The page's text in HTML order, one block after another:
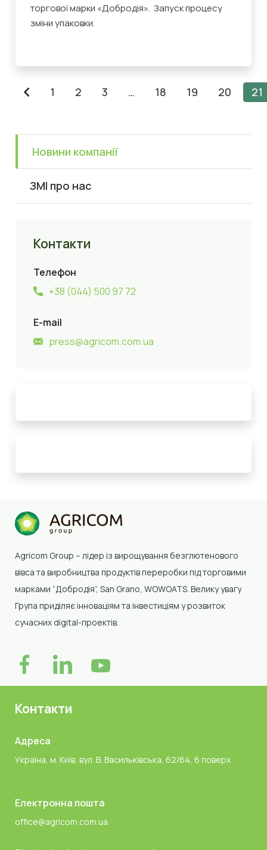
торгової марки «Добродія». Запуск процесу
зміни упаковки.
1 2 3 … 18 19 20 21
Новини компанії
ЗМІ про нас
Контакти
Телефон
+38 (044) 500 97 72
E-mail
press@agricom.com.ua
Agricom Group – лідер із вирощування безглютенового
вівса та виробництва продуктів переробки під торговими
марками “Добродія”, San Grano, WOWOATS Велику увагу
Група приділяє інноваціям та інвестиціям у розвиток
сучасних digital-проектів.
Контакти
Адреса
Україна, м. Київ, вул. В. Васильківська, 62/64, 6 поверх
Електронна пошта
office@agricom.com.ua